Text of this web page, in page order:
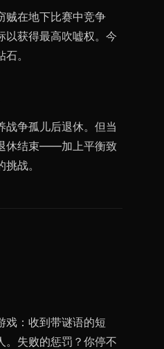
贼在地下比赛中竞争
获得最高吹嘘权。今
。
战争孤儿后退休。但当
休结束——加上平衡致
战。
戏：收到带谜语的短
。失败的惩罚？你停不